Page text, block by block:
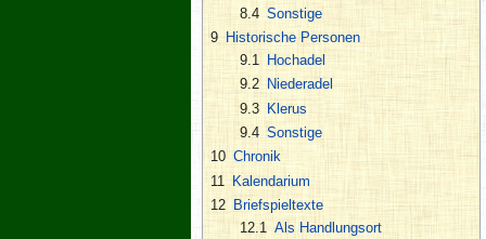
8.4 Sonstige
9 Historische Personen
9.1
Hochadel
9.2
Niederadel
9.3
Klerus
9.4 Sonstige
10 Chronik
11
Kalendarium
12 Briefspieltexte
12.1 Als Handlungsort